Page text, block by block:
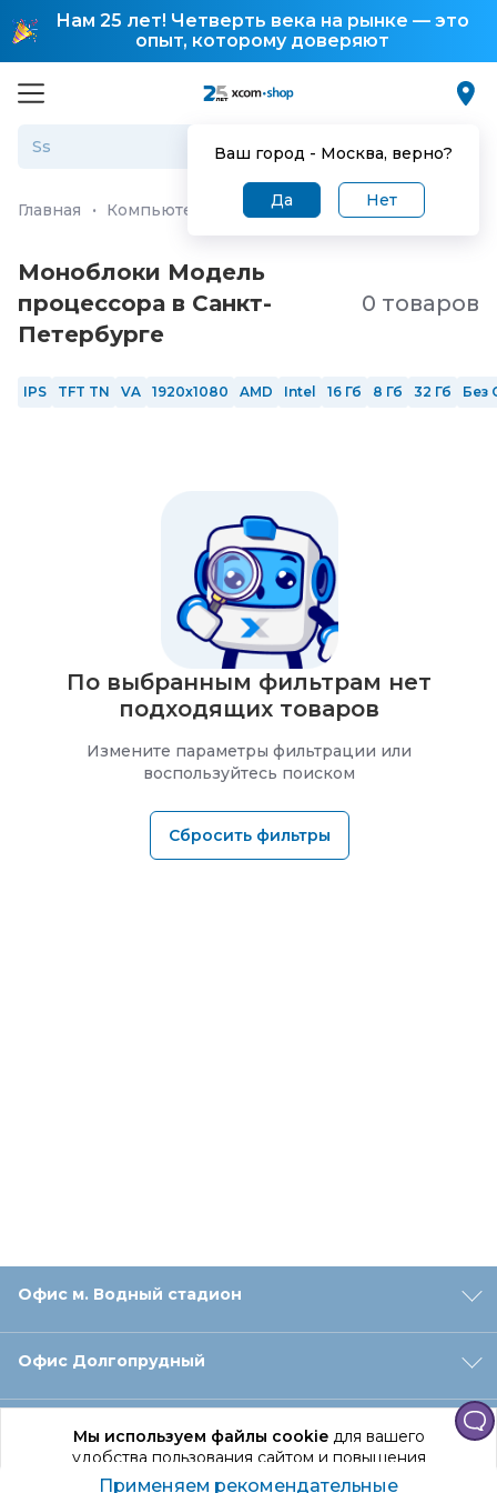
Нам 25 лет! Четверть века на рынке — это
опыт, которому доверяют
Ваш город - Москва, верно?
Да Нет
Мы используем файлы cookieдля вашего
удобства пользования сайтом и повышения
качества рекомендаций.
Главная · Компьютеры и ноутбуки Моноблоки
Моноблоки Модель
процессора в Санкт-
Петербургe
0 товаров
IPS TFT TN VA 1920x1080 AMD Intel 16 Гб 8 Гб 32 Гб Без
По выбранным фильтрам нет
подходящих товаров
Измените параметры фильтрации или
воспользуйтесь поиском
Сбросить фильтры
Офис м. Водный стадион
Офис Долгопрудный
Офис Санкт‑Петербург
Применяем рекомендательные